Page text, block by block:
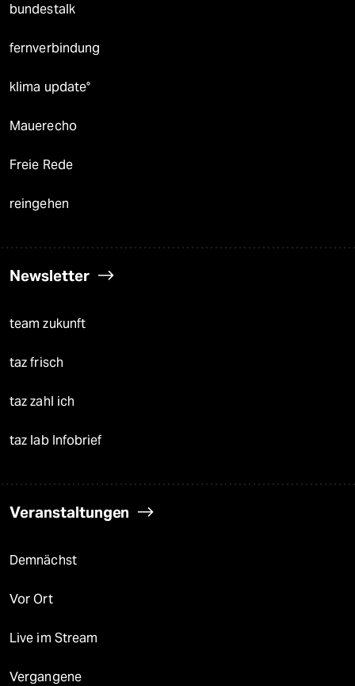
bundestalk
fernverbindung
klima update°
Mauerecho
Freie Rede
reingehen
Newsletter
team zukunft
taz frisch
taz zahl ich
taz lab Infobrief
Veranstaltungen
Demnächst
Vor Ort
Live im Stream
Vergangene